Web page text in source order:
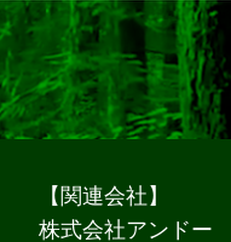
【関連会社】
株式会社アンドー